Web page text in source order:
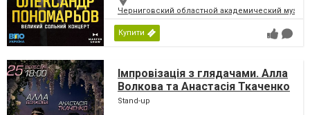
Черниговский областной академический
Купити
Імпровізація з глядачами. Алла
Волкова та Анастасія Ткаченко
Stand-up